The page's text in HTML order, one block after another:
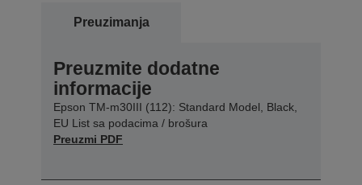
Preuzimanja
Preuzmite dodatne
informacije
Epson TM-m30III (112): Standard Model, Black,
EU List sa podacima / brošura
Preuzmi PDF